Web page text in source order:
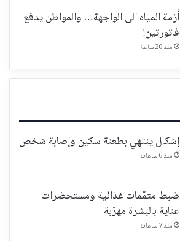
أزمة المياه الى الواجهة… والمواطن يدفع
فاتورتين!
منذ 20 ساعة
إشكال ينتهي بطعنة سكين وإصابة شخص
منذ 6 ساعات
ضبط متمّمات غذائية ومستحضرات
عناية بالبشرة مهرّبة
منذ 7 ساعات